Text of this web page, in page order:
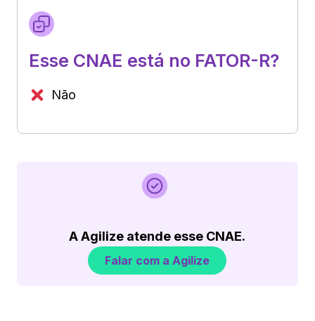
Esse CNAE está no FATOR-R?
Não
A Agilize atende esse CNAE.
Falar com a Agilize